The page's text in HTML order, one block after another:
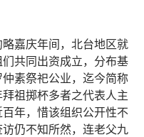
嘉庆年间，北台地区就
共同出资成立，分布基
素祭祀公业，迄今简称
祖掷杯多者之代表人主
年，惜该组织公开性不
仍不知所然，连老父九